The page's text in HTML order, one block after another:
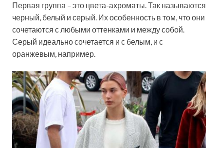
Первая группа – это цвета-ахроматы. Так называются
черный, белый и серый. Их особенность в том, что они
сочетаются с любыми оттенками и между собой.
Серый идеально сочетается и с белым, и с
оранжевым, например.